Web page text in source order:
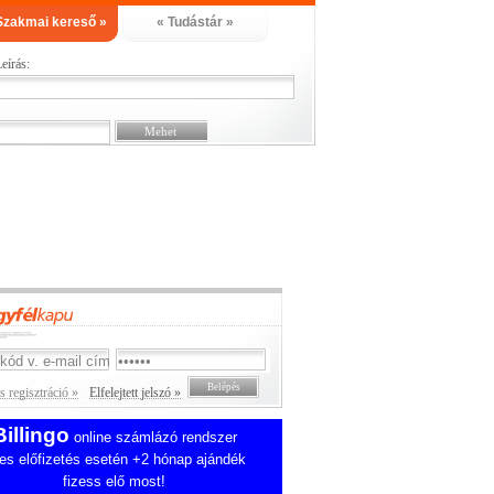
kereső » « Tudástár »
regisztráció » Elfelejtett jelszó »
online számlázó rendszer
előfizetés esetén +2 hónap ajándék
fizess elő most!